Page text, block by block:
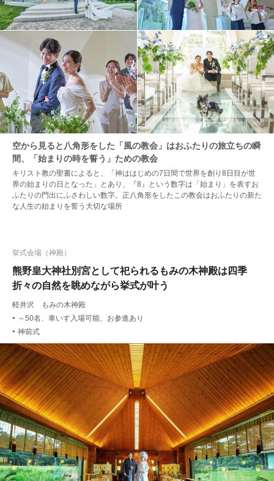
空から見ると八角形をした「風の教会」はおふたりの旅立ちの瞬
間、「始まりの時を誓う」ための教会
キリスト教の聖書によると、「神ははじめの7日間で世界を創り8日目が世
界の始まりの日となった」とあり、『8』という数字は「始まり」を表すお
ふたりの門出にふさわしい数字。正八角形をしたこの教会はおふたりの新た
な人生の始まりを誓う大切な場所
熊野皇大神社別宮として祀られるもみの木神殿は四季
折々の自然を眺めながら挙式が叶う
挙式会場（神殿）
軽井沢 もみの木神殿
● ～50名、車いす入場可能、お参進あり
● 神前式